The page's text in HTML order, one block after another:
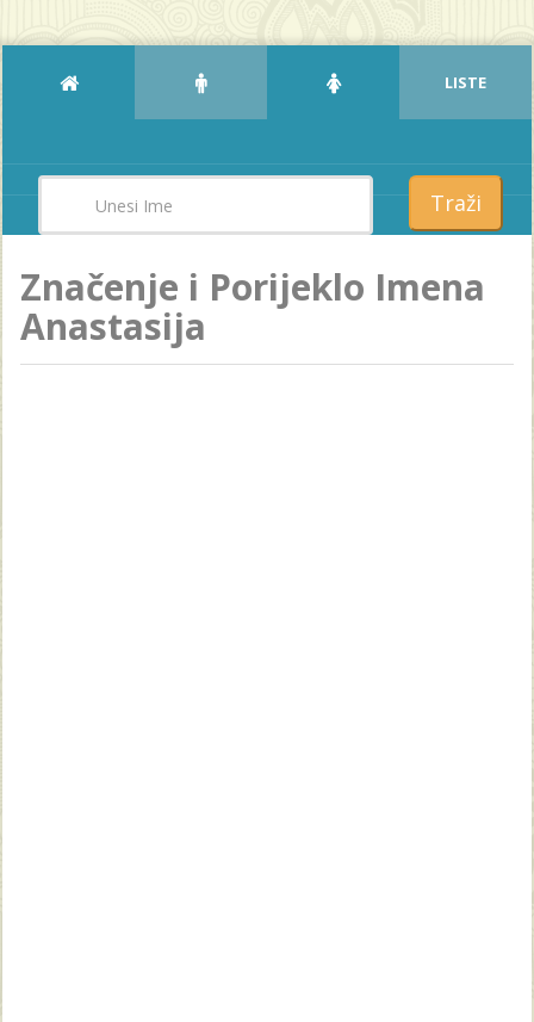
LISTE
Traži
Značenje i Porijeklo Imena
Anastasija